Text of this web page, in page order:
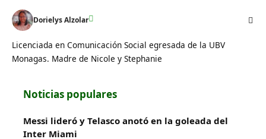
Dorielys Alzolar
Licenciada en Comunicación Social egresada de la UBV
Monagas. Madre de Nicole y Stephanie
Noticias populares
Messi lideró y Telasco anotó en la goleada del
Inter Miami